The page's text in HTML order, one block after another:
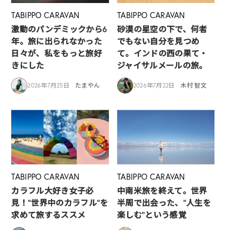
TABIPPO CARAVAN
激動のパンデミックから6
年。旅に出られなかった
日々が、私をもっと旅好
きにした
2026年7月25日 たまやん
TABIPPO CARAVAN
砂漠の星空の下で、何者
でもない自分を見つめ
て。インドの西の果て・
ジャイサルメールの旅。
2026年7月22日 木村 智文
TABIPPO CARAVAN
カラフル大好き女子必
見！”世界中のカラフル”を
求めて旅するススメ
TABIPPO CARAVAN
中南米旅を終えて。世界
半周で出会った、“人生を
楽しむ”という感覚